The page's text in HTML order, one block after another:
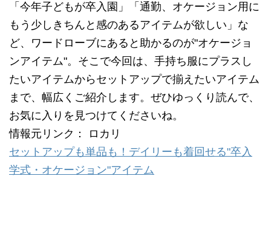
「今年子どもが卒入園」「通勤、オケージョン用に
もう少しきちんと感のあるアイテムが欲しい」な
ど、ワードローブにあると助かるのが"オケージョ
ンアイテム"。そこで今回は、手持ち服にプラスし
たいアイテムからセットアップで揃えたいアイテム
まで、幅広くご紹介します。ぜひゆっくり読んで、
お気に入りを見つけてくださいね。
情報元リンク： ロカリ
セットアップも単品も！デイリーも着回せる"卒入
学式・オケージョン"アイテム